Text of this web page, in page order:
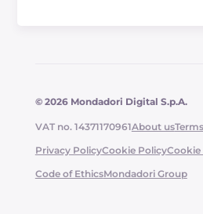
© 2026 Mondadori Digital S.p.A.
VAT no. 14371170961About us
Privacy PolicyCookie PolicyCookie
Code of EthicsMondadori Group